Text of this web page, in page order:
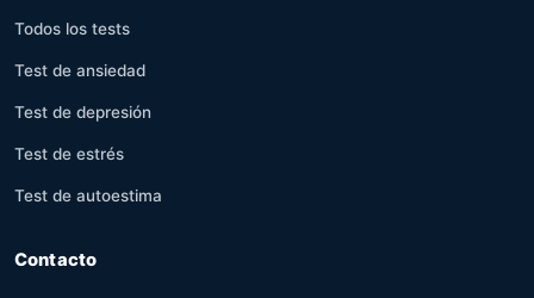
Todos los tests
Test de ansiedad
Test de depresión
Test de estrés
Test de autoestima
Contacto